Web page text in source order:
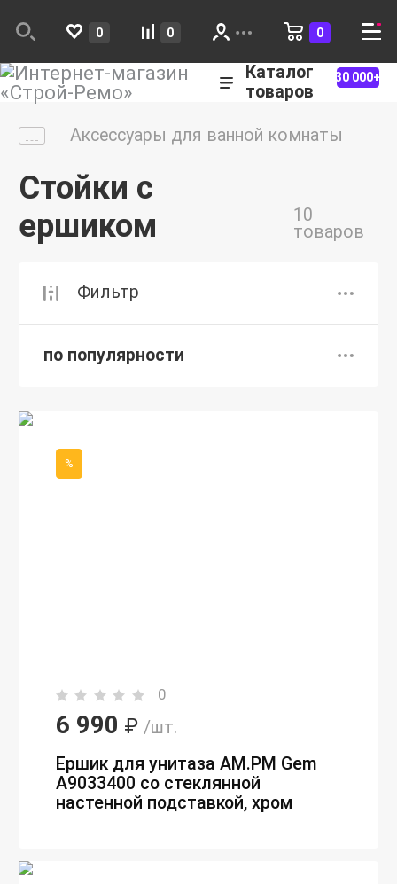
0 0 0
Каталог
товаров
30 000+
Аксессуары для ванной комнаты
Стойки с
ершиком
10
товаров
Фильтр
по популярности
%
0
6 990 ₽ /шт.
Ершик для унитаза AM.PM Gem
A9033400 со стеклянной
настенной подставкой, хром